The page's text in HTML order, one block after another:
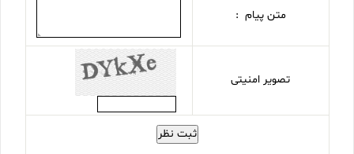
متن پیام :
تصویر امنیتی
ثبت نظر